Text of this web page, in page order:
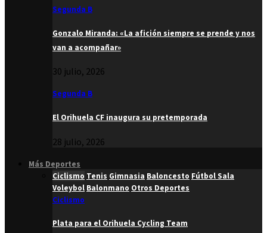
Segunda B
Gonzalo Miranda: «La afición siempre se prende y nos
van a acompañar»
30 julio, 2026
Segunda B
El Orihuela CF inaugura su pretemporada
28 julio, 2026
Más Deportes
Ciclismo Tenis Gimnasia Baloncesto Fútbol Sala
Voleybol Balonmano Otros Deportes
Ciclismo
Plata para el Orihuela Cycling Team